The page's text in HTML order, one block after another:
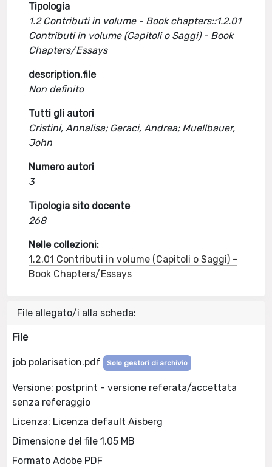
Tipologia
1.2 Contributi in volume - Book chapters::1.2.01
Contributi in volume (Capitoli o Saggi) - Book
Chapters/Essays
description.file
Non definito
Tutti gli autori
Cristini, Annalisa; Geraci, Andrea; Muellbauer,
John
Numero autori
3
Tipologia sito docente
268
Nelle collezioni:
1.2.01 Contributi in volume (Capitoli o Saggi) -
Book Chapters/Essays
File allegato/i alla scheda:
File
job polarisation.pdf Solo gestori di archivio
Versione: postprint - versione referata/accettata
senza referaggio
Licenza: Licenza default Aisberg
Dimensione del file 1.05 MB
Formato Adobe PDF